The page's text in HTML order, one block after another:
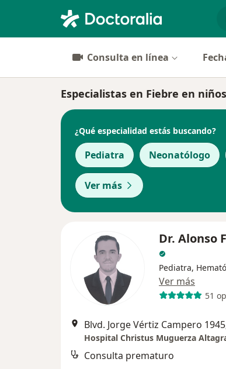
Consulta en línea
Especialistas en Fiebre en
¿Qué especialidad estás buscando?
Pediatra Neonatólogo
Ver más
Dr. Alonso
Pediatra,
Ver más
51
Blvd. Jorge Vértiz Campero
Consulta prematuro